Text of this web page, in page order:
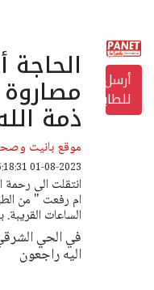
أرسل
للطابعة ذمة
موقع بانيت
01-08-2023 05:18:31
انتقلت الى
ام رفعت " من
الساعات
في الحي
اليه راجعون